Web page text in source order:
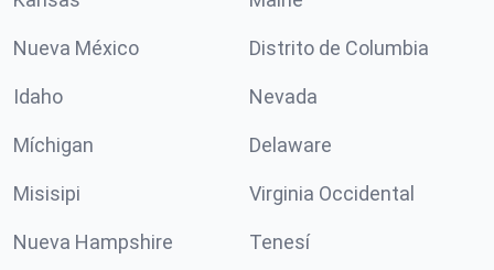
Nueva México Distrito de Columbia
Idaho Nevada
Míchigan Delaware
Misisipi Virginia Occidental
Nueva Hampshire Tenesí